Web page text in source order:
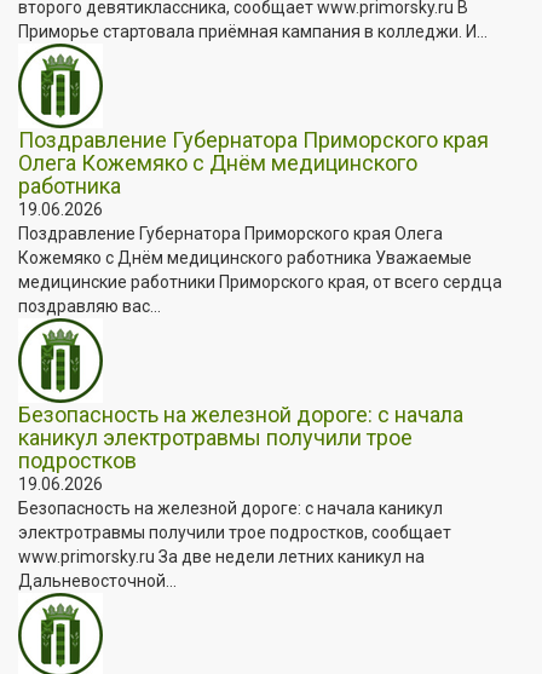
второго девятиклассника, сообщает www.primorsky.ru В
Приморье стартовала приёмная кампания в колледжи. И...
Поздравление Губернатора Приморского края
Олега Кожемяко с Днём медицинского
работника
19.06.2026
Поздравление Губернатора Приморского края Олега
Кожемяко с Днём медицинского работника Уважаемые
медицинские работники Приморского края, от всего сердца
поздравляю вас...
Безопасность на железной дороге: с начала
каникул электротравмы получили трое
подростков
19.06.2026
Безопасность на железной дороге: с начала каникул
электротравмы получили трое подростков, сообщает
www.primorsky.ru За две недели летних каникул на
Дальневосточной...